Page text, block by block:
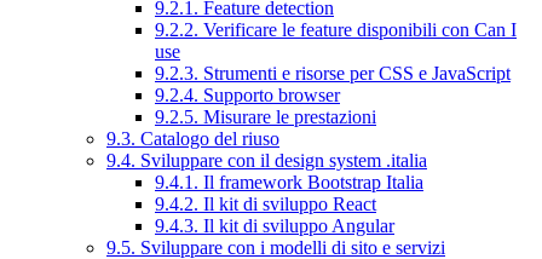
9.2.1. Feature detection
9.2.2. Verificare le feature disponibili con Can I
use
9.2.3. Strumenti e risorse per CSS e JavaScript
9.2.4. Supporto browser
9.2.5. Misurare le prestazioni
9.3. Catalogo del riuso
9.4. Sviluppare con il design system .italia
9.4.1. Il framework Bootstrap Italia
9.4.2. Il kit di sviluppo React
9.4.3. Il kit di sviluppo Angular
9.5. Sviluppare con i modelli di sito e servizi